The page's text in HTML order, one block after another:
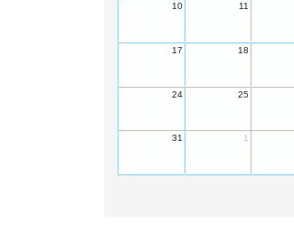
10 11
17 18
24 25
31 1